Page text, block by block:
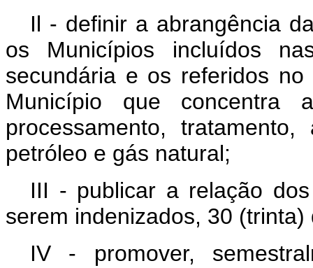
Il - definir a abrangência
os Municípios incluídos
secundária e os referidos
Município que concentra
processamento,
petróleo e gás natural;
III - publicar a relação
serem indenizados, 30
IV - promover,